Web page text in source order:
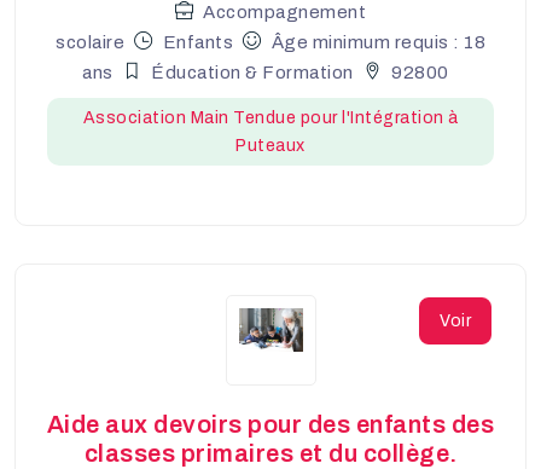
Accompagnement
scolaire
Enfants
Âge minimum requis : 18
ans
Éducation & Formation 92800
Association Main Tendue pour l'Intégration à
Puteaux
Voir
Aide aux devoirs pour des enfants des
classes primaires et du collège.